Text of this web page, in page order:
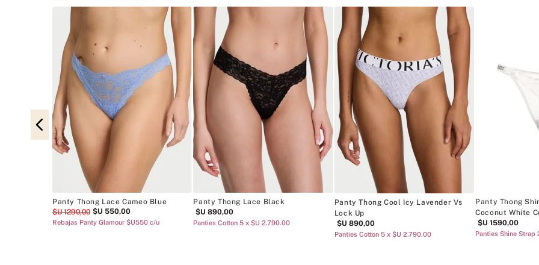
Panty Thong Lace Cameo Blue
$U 1290,00 $U 550,00
Rebajas Panty Glamour $U550 c/u
Panty Thong Lace Black
$U 890,00
Panties Cotton 5 x $U 2.790.00
Panty Thong Cool Icy Lavender Vs
Lock Up
$U 890,00
Panties Cotton 5 x $U 2.790.00
Panty Thong
Coconut White
$U 1590,00
Panties Shine